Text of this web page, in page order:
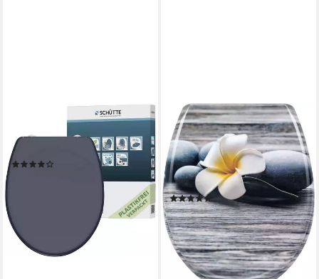
WC-Sitz, mit Absenkautomatik
und Schnellverschlusstechnik
lieferbar - in 3-4 Werktagen bei dir
WOLTU
WC-Sitz (1-St), WC-Sitz aus
Duroplast mit
Absenkautomatik in Deco
Design
(84)
26,72 € UVP49,99 €
-47%
lieferbar - in 4-5 Werktagen bei dir